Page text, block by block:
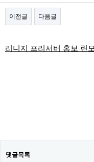
이전글 다음글
리니지 프리서버 홍보 린
댓글목록